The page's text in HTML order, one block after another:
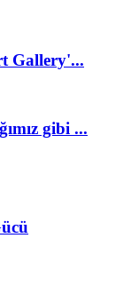
Gallery'...
gibi ...